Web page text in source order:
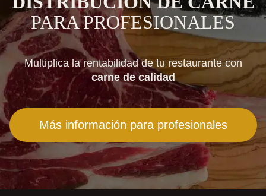
PARA PROFESIONALES
Multiplica la rentabilidad de tu restaurante con
carne de calidad
Más información para profesionales